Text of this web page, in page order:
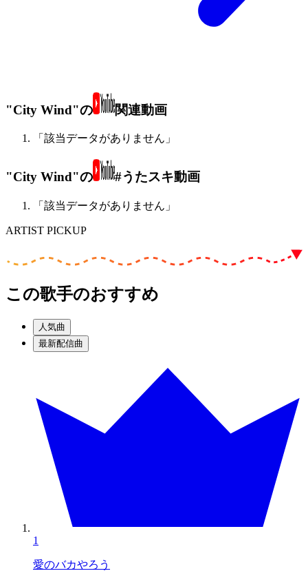
"City Wind"の 関連動画
「該当データがありません」
"City Wind"の #うたスキ動画
「該当データがありません」
ARTIST PICKUP
この歌手のおすすめ
人気曲
最新配信曲
1
愛のバカやろう